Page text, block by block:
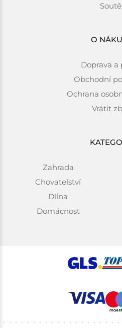
O
Doprava a
Obchodní
Ochrana
Vrátit
Zahrada
Chovatelství
Dílna
Domácnost